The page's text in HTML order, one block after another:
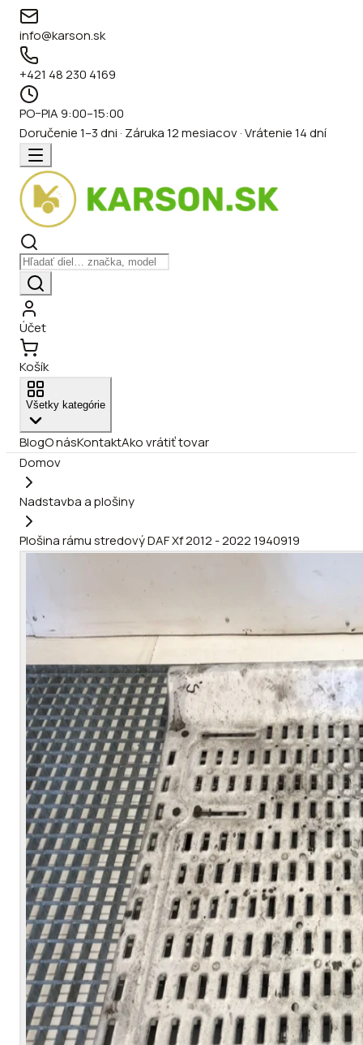
info@karson.sk
+421 48 230 4169
PO–PIA 9:00–15:00
Doručenie 1–3 dni · Záruka 12 mesiacov · Vrátenie 14 dní
Účet
Košík
Všetky kategórie
BlogO násKontaktAko vrátiť tovar
Domov
Nadstavba a plošiny
Plošina rámu stredový DAF Xf 2012 - 2022 1940919